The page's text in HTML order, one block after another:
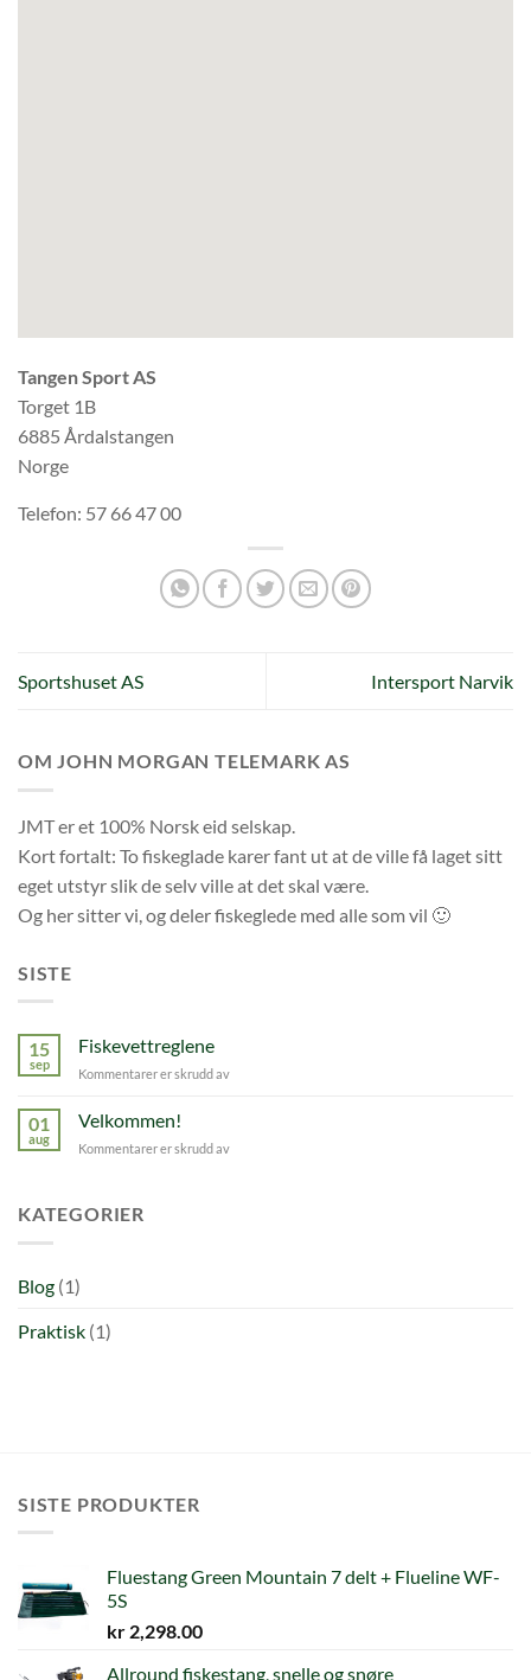
Tangen Sport AS
Torget 1B
6885 Årdalstangen
Norge
Telefon: 57 66 47 00
Sportshuset AS Intersport Narvik
OM JOHN MORGAN TELEMARK AS
JMT er et 100% Norsk eid selskap.
Kort fortalt: To fiskeglade karer fant ut at de ville få laget sitt
eget utstyr slik de selv ville at det skal være.
Og her sitter vi, og deler fiskeglede med alle som vil 🙂
SISTE
15
sep
Fiskevettreglene
Kommentarer er skrudd avfor
01
aug
Velkommen!
Kommentarer er skrudd avfor
KATEGORIER
Blog (1)
Praktisk (1)
SISTE PRODUKTER
Fluestang Green Mountain 7 delt + Flueline WF-
5S
kr 2,298.00
Allround fiskestang, snelle og snøre